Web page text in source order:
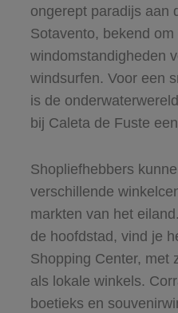
ongerept paradijs aan
Sotavento, bekend om
windomstandigheden
windsurfen. Voor een
is de
bij Caleta de Fuste
Shopliefhebbers
verschillende
markten van het
de hoofdstad, vind je
Shopping Center, met
als lokale winkels.
boetieks en